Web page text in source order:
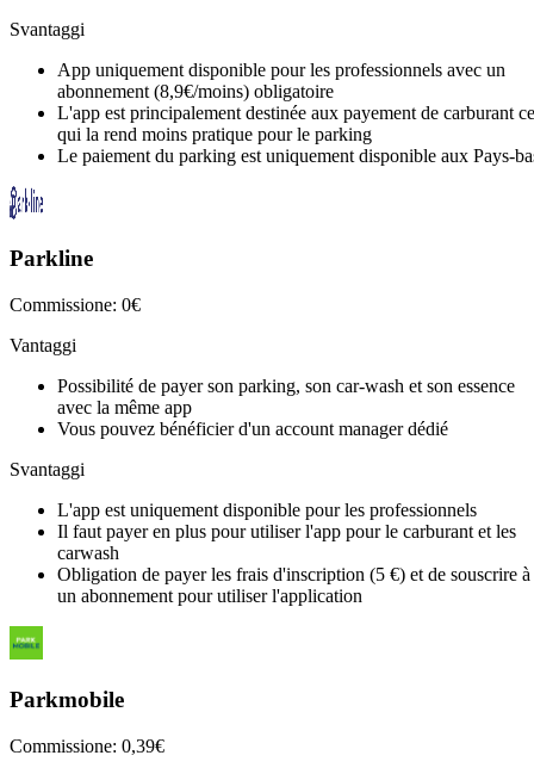
Svantaggi
App uniquement disponible pour les professionnels avec un
abonnement (8,9€/moins) obligatoire
L'app est principalement destinée aux payement de carburant ce
qui la rend moins pratique pour le parking
Le paiement du parking est uniquement disponible aux Pays-
Parkline
Commissione: 0€
Vantaggi
Possibilité de payer son parking, son car-wash et son essence
avec la même app
Vous pouvez bénéficier d'un account manager dédié
Svantaggi
L'app est uniquement disponible pour les professionnels
Il faut payer en plus pour utiliser l'app pour le carburant et les
carwash
Obligation de payer les frais d'inscription (5 €) et de souscrire à
un abonnement pour utiliser l'application
Parkmobile
Commissione: 0,39€